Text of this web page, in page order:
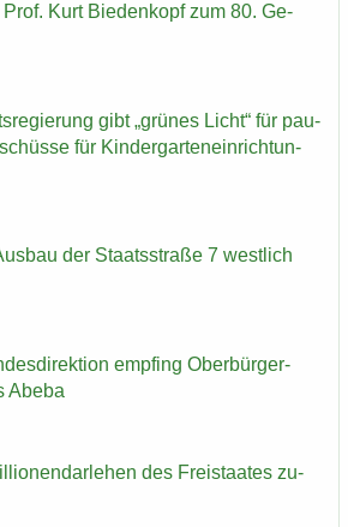
Kurt Bie­den­kopf zum 80. Ge­
gibt „grü­nes Licht“ für pau­
für Kin­der­gar­ten­ein­rich­tun­
der Staats­stra­ße 7 west­lich
emp­fing Ober­bür­ger­
Abeba
des Frei­staa­tes zu­